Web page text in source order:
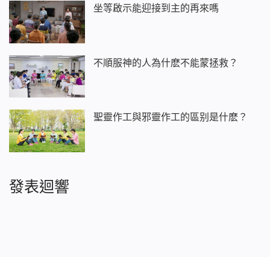
坐等啟示能迎接到主的再來嗎
不順服神的人為什麽不能蒙拯救？
聖靈作工與邪靈作工的區别是什麽？
發表迴響